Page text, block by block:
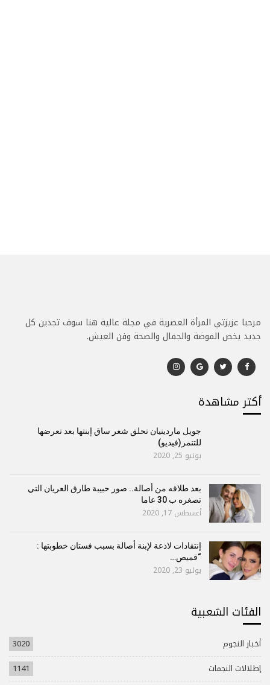
مرحبا عزيزتي المرأة العصرية في مجلة عالية هنا سوف تجدين كل
جديد يخص الموضة والجمال والصحة وفن العيش.
أكتر مشاهدة
جويل ماردينيان تحلق شعر ساق إبنتها بعد تعرضها
للتنمر(فيديو)
يونيو 25, 2020
بعد طلاقه من أصالة.. صور حبيبة طارق العريان التي
تصغره ب 30 عاما
أغسطس 17, 2020
إنتقادات لاذعة لإبنة أصالة بسبب فستان خطوبتها :
“قميص…
يوليو 23, 2020
الفئات الشعبية
أخبار النجوم
3020
إطلالات النجمات
1141